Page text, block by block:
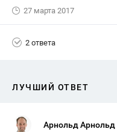
27 марта 2017
2 ответа
ЛУЧШИЙ ОТВЕТ
Арнольд Арнольд